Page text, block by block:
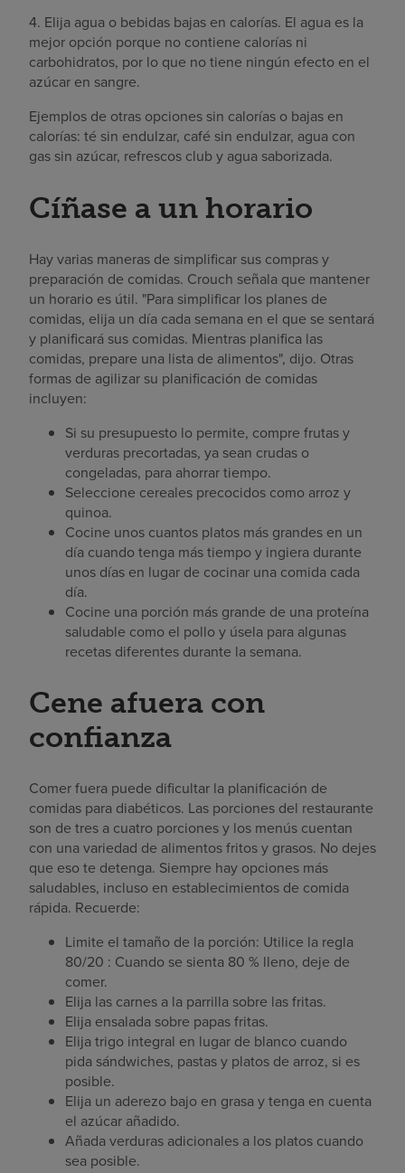
4. Elija agua o bebidas bajas en calorías. El agua es la
mejor opción porque no contiene calorías ni
carbohidratos, por lo que no tiene ningún efecto en el
azúcar en sangre.
Ejemplos de otras opciones sin calorías o bajas en
calorías: té sin endulzar, café sin endulzar, agua con
gas sin azúcar, refrescos club y agua saborizada.
Cíñase a un horario
Hay varias maneras de simplificar sus compras y
preparación de comidas. Crouch señala que mantener
un horario es útil. "Para simplificar los planes de
comidas, elija un día cada semana en el que se sentará
y planificará sus comidas. Mientras planifica las
comidas, prepare una lista de alimentos", dijo. Otras
formas de agilizar su planificación de comidas
incluyen:
Si su presupuesto lo permite, compre frutas y
verduras precortadas, ya sean crudas o
congeladas, para ahorrar tiempo.
Seleccione cereales precocidos como arroz y
quinoa.
Cocine unos cuantos platos más grandes en un
día cuando tenga más tiempo y ingiera durante
unos días en lugar de cocinar una comida cada
día.
Cocine una porción más grande de una proteína
saludable como el pollo y úsela para algunas
recetas diferentes durante la semana.
Cene afuera con
confianza
Comer fuera puede dificultar la planificación de
comidas para diabéticos. Las porciones del restaurante
son de tres a cuatro porciones y los menús cuentan
con una variedad de alimentos fritos y grasos. No dejes
que eso te detenga. Siempre hay opciones más
saludables, incluso en establecimientos de comida
rápida. Recuerde:
Limite el tamaño de la porción: Utilice la regla
80/20 : Cuando se sienta 80 % lleno, deje de
comer.
Elija las carnes a la parrilla sobre las fritas.
Elija ensalada sobre papas fritas.
Elija trigo integral en lugar de blanco cuando
pida sándwiches, pastas y platos de arroz, si es
posible.
Elija un aderezo bajo en grasa y tenga en cuenta
el azúcar añadido.
Añada verduras adicionales a los platos cuando
sea posible.